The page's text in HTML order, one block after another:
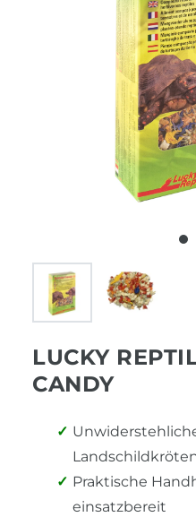
LUCKY
CANDY
Praktische
einsatzbereit